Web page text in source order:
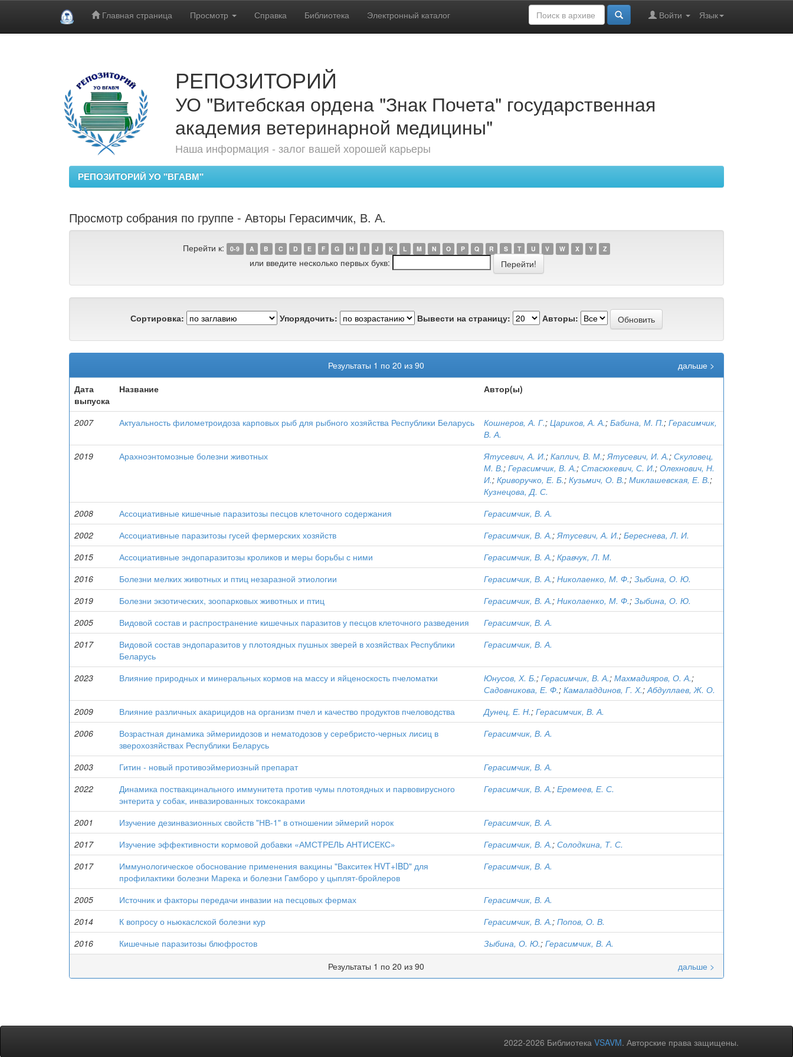
Главная страница Просмотр Справка Библиотека Электронный каталог Язык
Войти
РЕПОЗИТОРИЙ
УО "Витебская ордена "Знак Почета" государственная
академия ветеринарной медицины"
Наша информация - залог вашей хорошей карьеры
РЕПОЗИТОРИЙ УО "ВГАВМ"
Просмотр собрания по группе - Авторы Герасимчик, В. А.
Перейти к: 0-9 A B C D E F G H I J K L M N O P Q R S T U V W X Y Z
или введите несколько первых букв:
Сортировка: Упорядочить: Вывести на страницу: Авторы:
Результаты 1 по 20 из 90
дальше >
Дата
выпуска
Название Автор(ы)
2007 Актуальность филометроидоза карповых рыб для рыбного хозяйства Республики Беларусь Кошнеров, А. Г.; Цариков, А. А.; Бабина, М. П.; Герасимчик,
В. А.
2019
Арахноэнтомозные болезни животных Ятусевич, А. И.; Каплич, В. М.;Ятусевич, И. А.; Скуловец,
М. В.; Герасимчик, В. А.; Стасюкевич, С. И.; Олехнович, Н.
И.; Криворучко, Е. Б.; Кузьмич, О. В.; Миклашевская, Е. В.;
Кузнецова, Д. С.
2008
Ассоциативные кишечные паразитозы песцов клеточного содержания
Герасимчик, В. А.
2002
Ассоциативные паразитозы гусей фермерских хозяйств Герасимчик, В. А.;Ятусевич, А. И.; Береснева, Л. И.
2015
Ассоциативные эндопаразитозы кроликов и меры борьбы с ними Герасимчик, В. А.; Кравчук, Л. М.
2016
Болезни мелких животных и птиц незаразной этиологии Герасимчик, В. А.; Николаенко, М. Ф.; Зыбина, О. Ю.
2019
Болезни экзотических, зоопарковых животных и птиц Герасимчик, В. А.; Николаенко, М. Ф.; Зыбина, О. Ю.
2005
Видовой состав и распространение кишечных паразитов у песцов клеточного разведения
Герасимчик, В. А.
2017
Видовой состав эндопаразитов у плотоядных пушных зверей в хозяйствах Республики
Беларусь
Герасимчик, В. А.
2023 Влияние природных и минеральных кормов на массу и яйценоскость пчеломатки Юнусов, Х. Б.; Герасимчик, В. А.; Махмадияров, О. А.;
Садовникова, Е. Ф.; Камаладдинов, Г. Х.;Абдуллаев, Ж. О.
2009
Влияние различных акарицидов на организм пчел и качество продуктов пчеловодства Дунец, Е. Н.; Герасимчик, В. А.
2006
Возрастная динамика эймериидозов и нематодозов у серебристо-черных лисиц в
зверохозяйствах Республики Беларусь
Герасимчик, В. А.
2003 Гитин - новый противоэймериозный препарат
Герасимчик, В. А.
2022
Динамика поствакцинального иммунитета против чумы плотоядных и парвовирусного
энтерита у собак, инвазированных токсокарами
Герасимчик, В. А.; Еремеев, Е. С.
2001 Изучение дезинвазионных свойств "НВ-1" в отношении эймерий норок
Герасимчик, В. А.
2017
Изучение эффективности кормовой добавки «АМСТРЕЛЬ АНТИСЕКС» Герасимчик, В. А.; Солодкина, Т. С.
2017
Иммунологическое обоснование применения вакцины "Вакситек HVT+IBD" для
профилактики болезни Марека и болезни Гамборо у цыплят-бройлеров
Герасимчик, В. А.
2005 Источник и факторы передачи инвазии на песцовых фермах
Герасимчик, В. А.
2014
К вопросу о ньюкаслской болезни кур Герасимчик, В. А.; Попов, О. В.
2016
Кишечные паразитозы блюфростов Зыбина, О. Ю.; Герасимчик, В. А.
Результаты 1 по 20 из 90
дальше >
2022-2026 Библиотека VSAVM. Авторские права защищены.